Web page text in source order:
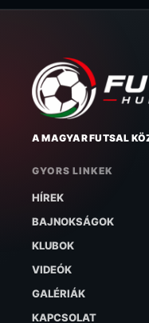
A MAGYAR FUTSAL
GYORS LINKEK
HÍREK
BAJNOKSÁGOK
KLUBOK
VIDEÓK
GALÉRIÁK
KAPCSOLAT